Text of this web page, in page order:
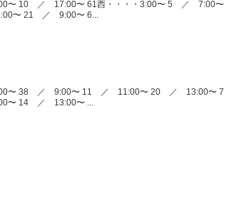
〜 10 ／ 17:00〜 61西・・・・3:00〜 5 ／ 7:00〜
〜 21 ／ 9:00〜 6...
〜 38 ／ 9:00〜 11 ／ 11:00〜 20 ／ 13:00〜 7
〜 14 ／ 13:00〜 ...